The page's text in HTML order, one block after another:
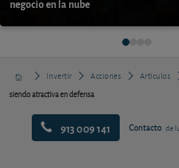
negocio en la nube
Invertir Acciones Artículos
siendo atractiva en defensa
913 009 141 Contacto de